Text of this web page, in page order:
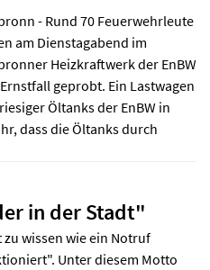
- Rund 70 Feuerwehrleute
am Dienstagabend im
Heizkraftwerk der EnBW
geprobt. Ein Lastwagen
Öltanks der EnBW in
dass die Öltanks durch
in der Stadt"
zu wissen wie ein Notruf
Unter diesem Motto